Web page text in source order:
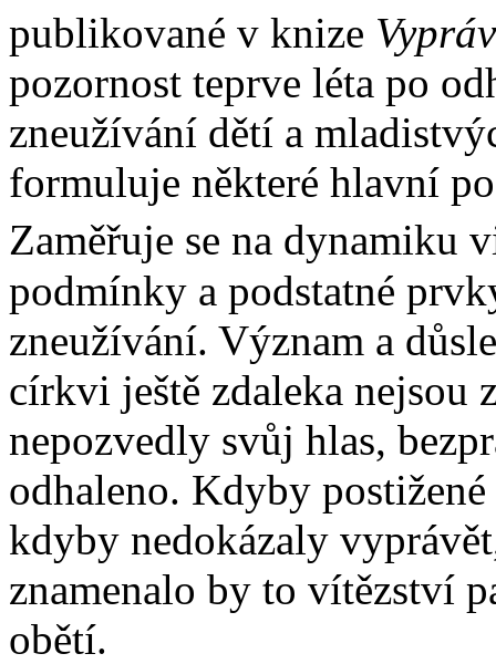
publikované v knize
pozornost teprve léta po
zneužívání dětí a
formuluje některé hlavní
Zaměřuje se na dynamiku
podmínky a podstatné
zneužívání. Význam a
církvi ještě zdaleka nejsou
nepozvedly svůj hlas,
odhaleno. Kdyby
kdyby nedokázaly
znamenalo by to vítězství
obětí.